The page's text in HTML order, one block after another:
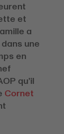
et
a
une
en
qu’il
Cornet